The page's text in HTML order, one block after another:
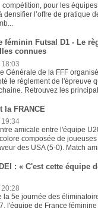
compétition, pour les
densifier l’offre de pratique
féminin Futsal D1 - Le
connues
Générale de la FFF
le règlement de l'épreuve
Retrouvez les
la FRANCE
19:34
amicale entre l'équipe
composée de
des USA (5-0). Match
: « C'est cette équipe
la 5e journée des
l'équipe de France